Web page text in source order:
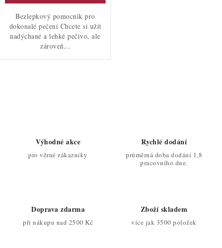
Bezlepkový pomocník pro
dokonalé pečení Chcete si užít
nadýchané a lehké pečivo, ale
zároveň...
Výhodné akce
pro věrné zákazníky
Rychlé dodání
průměrná doba dodání 1,8
pracovního dne.
Doprava zdarma
při nákupu nad 2500 Kč
Zboží skladem
více jak 3500 položek